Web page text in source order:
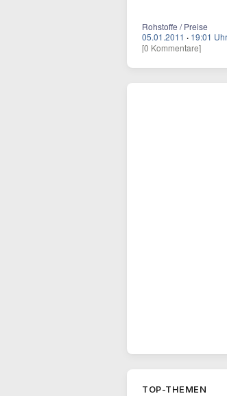
Rohstoffe / Preise
05.01.2011 · 19:01 Uhr
[0 Kommentare]
TOP-THEMEN